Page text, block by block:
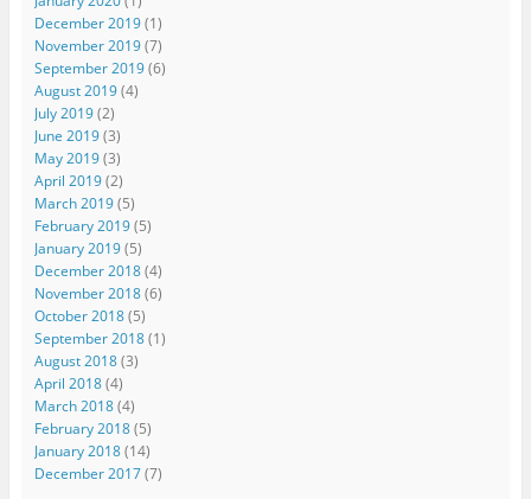
December 2019(1)
November 2019(7)
September 2019(6)
August 2019(4)
July 2019(2)
June 2019(3)
May 2019(3)
April 2019(2)
March 2019(5)
February 2019(5)
January 2019(5)
December 2018(4)
November 2018(6)
October 2018(5)
September 2018(1)
August 2018(3)
April 2018(4)
March 2018(4)
February 2018(5)
January 2018(14)
December 2017(7)